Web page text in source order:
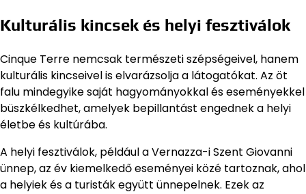
Kulturális kincsek és helyi fesztiválok
Cinque Terre nemcsak természeti szépségeivel, hanem
kulturális kincseivel is elvarázsolja a látogatókat. Az öt
falu mindegyike saját hagyományokkal és eseményekkel
büszkélkedhet, amelyek bepillantást engednek a helyi
életbe és kultúrába.
A helyi fesztiválok, például a Vernazza-i Szent Giovanni
ünnep, az év kiemelkedő eseményei közé tartoznak, ahol
a helyiek és a turisták együtt ünnepelnek. Ezek az